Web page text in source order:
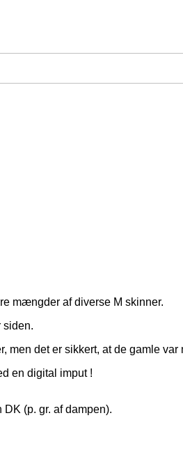
mængder af diverse M skinner.
siden.
det er sikkert, at de gamle var
en digital imput !
(p. gr. af dampen).